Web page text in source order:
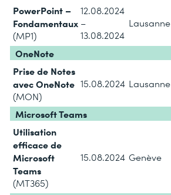
PowerPoint –
Fondamentaux
(MP1)
12.08.2024
–
13.08.2024
Lausanne
OneNote
Prise de Notes
avec OneNote
(MON)
15.08.2024 Lausanne
Microsoft Teams
Utilisation
efficace de
Microsoft
Teams
(MT365)
15.08.2024 Genève